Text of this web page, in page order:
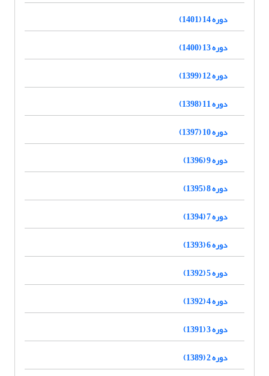
دوره 14 (1401)
دوره 13 (1400)
دوره 12 (1399)
دوره 11 (1398)
دوره 10 (1397)
دوره 9 (1396)
دوره 8 (1395)
دوره 7 (1394)
دوره 6 (1393)
دوره 5 (1392)
دوره 4 (1392)
دوره 3 (1391)
دوره 2 (1389)